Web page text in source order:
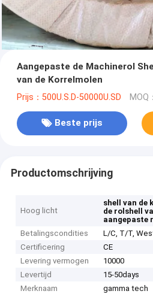
Aangepaste de Machinerol
van de Korrelmolen
Prijs：500U.S.D-50000U.SD MOQ
Beste prijs
Productomschrijving
Hoog licht
shell van de
de rolshell
aangepaste
Betalingscondities
L/C, T/T,
Certificering
CE
Levering vermogen
10000
Levertijd
15-50days
Merknaam
gamma tech